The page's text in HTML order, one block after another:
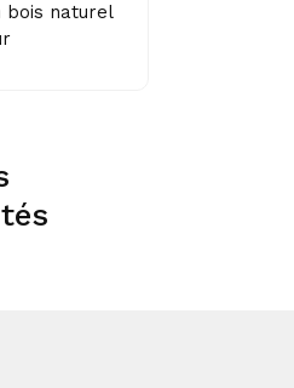
bois naturel